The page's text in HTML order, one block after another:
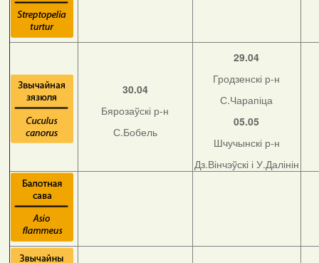
30.04
Бярозаўскі р-н
С.Бобель
29.04
Гродзенскі р-н
С.Чарапіца
05.05
Шчучынскі р-н
Дз.Вінчэўскі і У.Далінін